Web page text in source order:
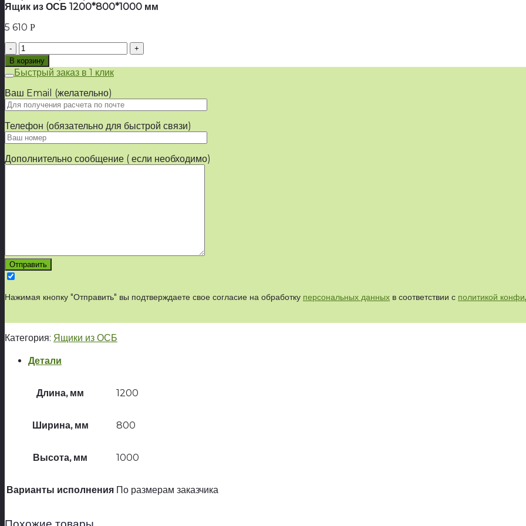
Ящик из ОСБ 1200*800*1000 мм
5 610 Р
Количество
товара
Ящик
из
ОСБ
1200*800*1000
мм
В корзину
Быстрый заказ в 1 клик
Ваш Email (желательно)
Телефон (обязательно для быстрой связи)
Дополнительно сообщение ( если необходимо)
Нажимая кнопку "Отправить" вы подтверждаете свое согласие на обработку персональных данных в соответствии с политикой
Категория: Ящики из ОСБ
Детали
Длина, мм 1200
Ширина, мм 800
Высота, мм 1000
Варианты исполнения По размерам заказчика